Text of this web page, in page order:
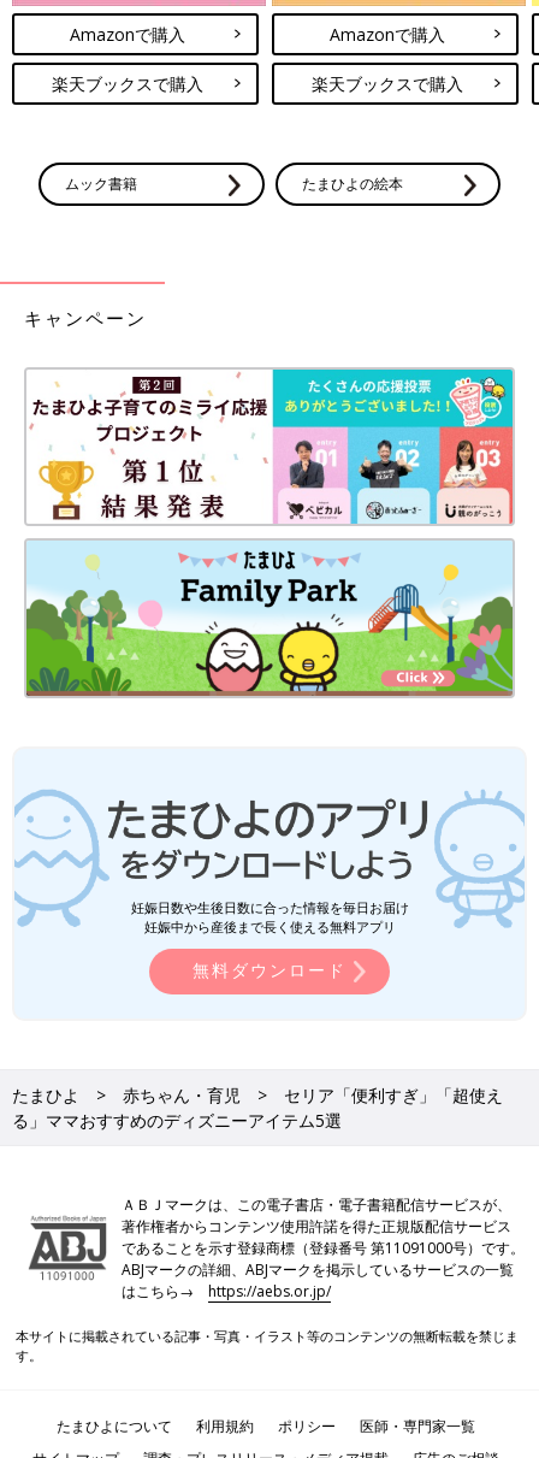
こちらはpetit_marie_disneyさんがセリアで購入したサラダカッ
プ。まわして開閉するタイプのふたなので持ち運びにも便利そ
う。ふたをはずせば電子レンジでも使用できるとのことで、使い
勝手がよさそうですね◎
良い」コスパ最高の虫よけグッズ5選
気温が高くなってくると、一気に増えるのが蚊
介しました。どれもクオリティが高くて110円とは思えないアイ
してみてください♪
(文：mayu)
※記事内の価格はすべて税込み、2022年6月時点のものです。
※記事内容でご紹介している投稿、リンク先は、削除される場合
があります。あらかじめご了承ください。
※記事の内容は記載当時の情報であり、現在と異なる場合があり
Amazonで購入
楽天ブックスで購入
Amazonで購入
楽天ブックスで購入
ムック書籍 たまひよの絵本
キャンペーン
妊娠日数や生後日数に合った情報を毎日お届け
妊娠中から産後まで長く使える無料アプリ
無料ダウンロード
たまひよ 赤ちゃん・育児
セリア「便利すぎ」「超使え
る」ママおすすめのディズニーアイテム5選
ＡＢＪマークは、この電子書店・電子書籍配信サービスが、
著作権者からコンテンツ使用許諾を得た正規版配信サービス
であることを示す登録商標（登録番号 第11091000号）です。
ABJマークの詳細、ABJマークを掲示しているサービスの一覧
はこちら→https://aebs.or.jp/
本サイトに掲載されている記事・写真・イラスト等のコンテンツの無断転載を禁じま
す。
たまひよについて 利用規約 ポリシー
医師・専門家一覧